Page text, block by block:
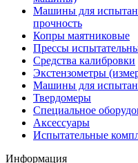
Машины для
прочность
Копры маятниковые
Прессы
Средства калибровки
Экстензометры
Машины для
Твердомеры
Специальное
Аксессуары
Испытательные
Информация